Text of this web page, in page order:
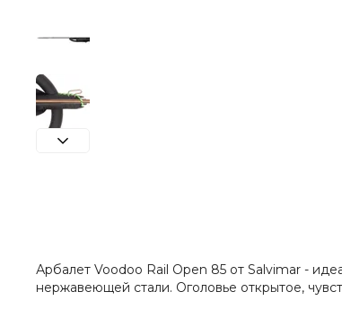
Арбалет Voodoo Rail Open 85 от Salvimar -
нержавеющей стали. Оголовье открытое,